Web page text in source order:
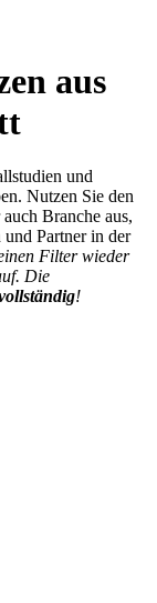
aus
und
Nutzen Sie den
Branche aus,
Partner in der
Filter wieder
Die
!